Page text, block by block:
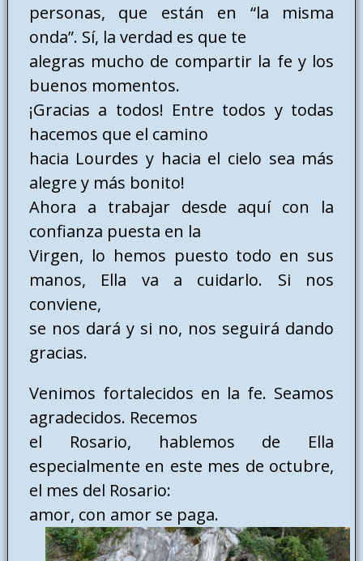
personas, que están en “la misma
onda”. Sí, la verdad es que te
alegras mucho de compartir la fe y los
buenos momentos.
¡Gracias a todos! Entre todos y todas
hacemos que el camino
hacia Lourdes y hacia el cielo sea más
alegre y más bonito!
Ahora a trabajar desde aquí con la
confianza puesta en la
Virgen, lo hemos puesto todo en sus
manos, Ella va a cuidarlo. Si nos
conviene,
se nos dará y si no, nos seguirá dando
gracias.
Venimos fortalecidos en la fe. Seamos
agradecidos. Recemos
el Rosario, hablemos de Ella
especialmente en este mes de octubre,
el mes del Rosario:
amor, con amor se paga.